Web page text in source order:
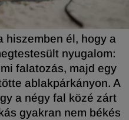
hiszemben él, hogy a
nyugalom:
falatozás, majd egy
ablakpárkányon. A
a négy fal közé zárt
gyakran nem békés